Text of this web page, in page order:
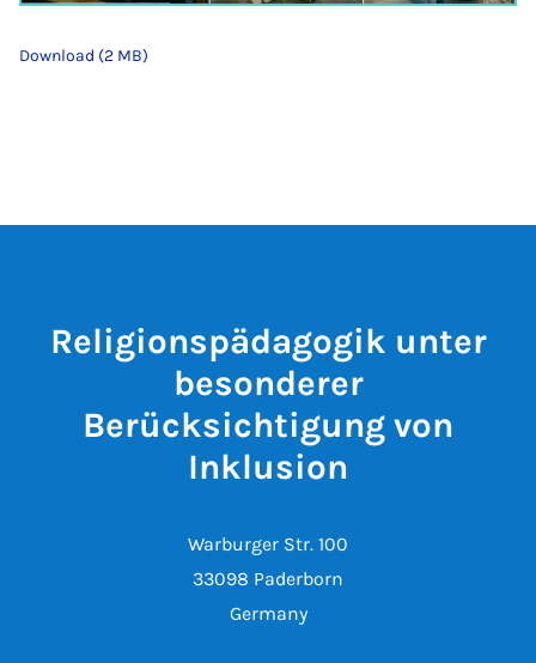
Download (2 MB)
Religionspädagogik unter
besonderer
Berücksichtigung von
Inklusion
Warburger Str. 100
33098 Paderborn
Germany